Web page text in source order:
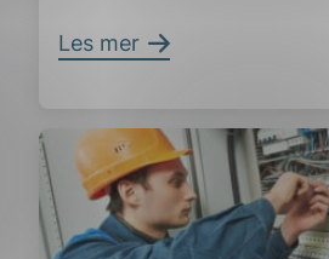
Les mer